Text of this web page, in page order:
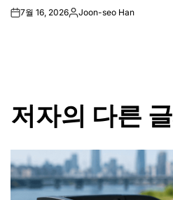
on7월 16, 2026Posted
Joon-seo Han
저자의 다른 글